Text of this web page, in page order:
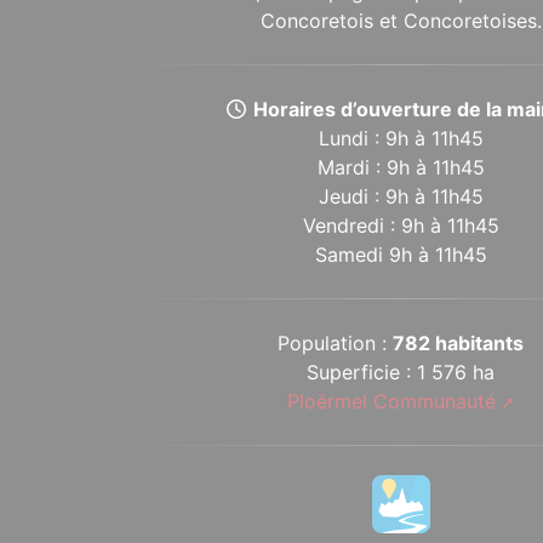
Concoretois et Concoretoises.
Horaires d’ouverture de la
Lundi : 9h à 11h45
Mardi : 9h à 11h45
Jeudi : 9h à 11h45
Vendredi : 9h à 11h45
Samedi 9h à 11h45
Population :782 habitants
Superficie : 1 576 ha
Ploërmel Communauté